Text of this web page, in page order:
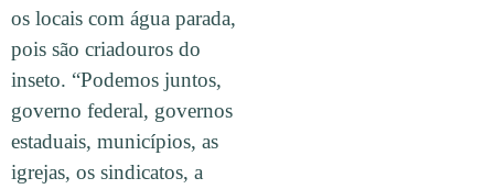
os locais com água parada,
pois são criadouros do
inseto. “Podemos juntos,
governo federal, governos
estaduais, municípios, as
igrejas, os sindicatos, a